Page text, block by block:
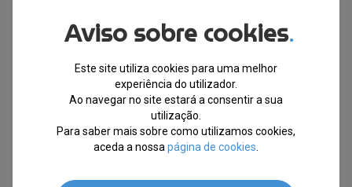
GANT®
HUGO BOSS®
GIANFRANCO®
Aviso sobre cookies.
Este site utiliza cookies para uma melhor
experiência do utilizador.
Ao navegar no site estará a consentir a sua
utilização.
Para saber mais sobre como utilizamos cookies,
aceda a nossa página de cookies